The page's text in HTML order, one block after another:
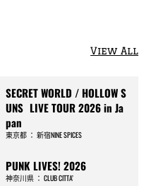
View All
SECRET WORLD / HOLLOW S
UNS LIVE TOUR 2026 in Ja
pan
東京都 ：新宿NINE SPICES
PUNK LIVES! 2026
神奈川県 ：CLUB CITTA’